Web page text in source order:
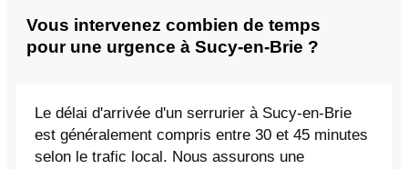
Vous intervenez combien de temps
pour une urgence à Sucy-en-Brie ?
Le délai d'arrivée d'un serrurier à Sucy-en-Brie
est généralement compris entre 30 et 45 minutes
selon le trafic local. Nous assurons une